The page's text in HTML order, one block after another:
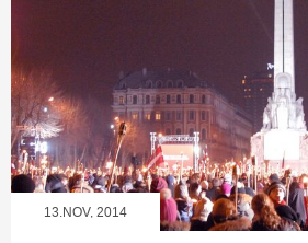
13.NOV, 2014